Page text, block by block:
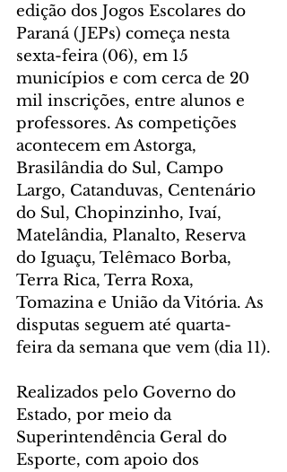
edição dos Jogos Escolares do
Paraná (JEPs) começa nesta
sexta-feira (06), em 15
municípios e com cerca de 20
mil inscrições, entre alunos e
professores. As competições
acontecem em Astorga,
Brasilândia do Sul, Campo
Largo, Catanduvas, Centenário
do Sul, Chopinzinho, Ivaí,
Matelândia, Planalto, Reserva
do Iguaçu, Telêmaco Borba,
Terra Rica, Terra Roxa,
Tomazina e União da Vitória. As
disputas seguem até quarta-
feira da semana que vem (dia 11).
Realizados pelo Governo do
Estado, por meio da
Superintendência Geral do
Esporte, com apoio dos